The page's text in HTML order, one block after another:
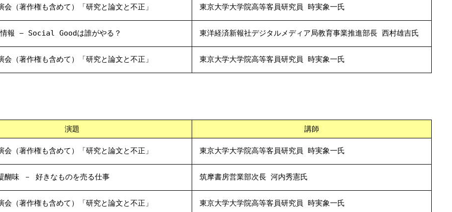
会（著作権も含めて）「研究と論文と不正」 東京大学大学院高等客員研究員 時実象一氏
情報 − Social Goodは誰がやる？ 東洋経済新報社デジタルメディア局教育事業推進部長 西村雄吉氏
会（著作権も含めて）「研究と論文と不正」 東京大学大学院高等客員研究員 時実象一氏
演題 講師
会（著作権も含めて）「研究と論文と不正」 東京大学大学院高等客員研究員 時実象一氏
醐味 － 好きなものを売る仕事 筑摩書房営業部次長 河内秀憲氏
会（著作権も含めて）「研究と論文と不正」 東京大学大学院高等客員研究員 時実象一氏